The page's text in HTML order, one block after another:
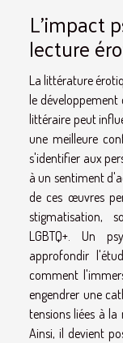
L'impact
lecture
La littérature
le développement
littéraire peut
une meilleure
s'identifier aux
à un sentiment
de ces œuvres
stigmatisation,
LGBTQ+. Un
approfondir
comment
engendrer une
tensions liées à la
Ainsi, il devient